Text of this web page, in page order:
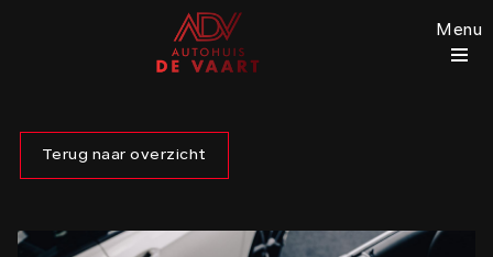
Menu
Terug naar overzicht